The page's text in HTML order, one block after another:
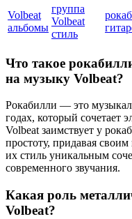
Volbeat
альбомы
группа
Volbeat
стиль
Что такое
на музыку Volbeat?
Рокабилли — это
годах, который сочетает
Volbeat заимствует у
простоту, придавая
их стиль уникальным
современного звучания.
Какая роль
Volbeat?